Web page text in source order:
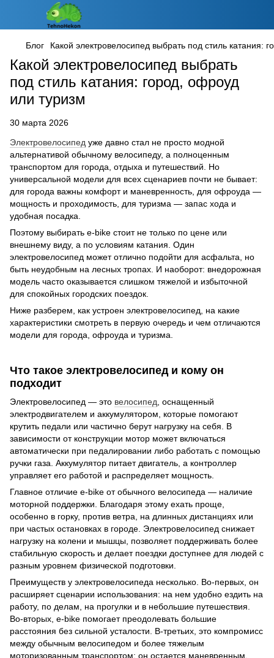
Блог Какой электровелосипед выбрать под стиль катания:
Какой электровелосипед выбрать
под стиль катания: город, офроуд
или туризм
30 марта 2026
Электровелосипед уже давно стал не просто модной
альтернативой обычному велосипеду, а полноценным
транспортом для города, отдыха и путешествий. Но
универсальной модели для всех сценариев почти не бывает:
для города важны комфорт и маневренность, для офроуда —
мощность и проходимость, для туризма — запас хода и
удобная посадка.
Поэтому выбирать e-bike стоит не только по цене или
внешнему виду, а по условиям катания. Один
электровелосипед может отлично подойти для асфальта, но
быть неудобным на лесных тропах. И наоборот: внедорожная
модель часто оказывается слишком тяжелой и избыточной
для спокойных городских поездок.
Ниже разберем, как устроен электровелосипед, на какие
характеристики смотреть в первую очередь и чем отличаются
модели для города, офроуда и туризма.
Что такое электровелосипед и кому он
подходит
Электровелосипед — это велосипед , оснащенный
электродвигателем и аккумулятором, которые помогают
крутить педали или частично берут нагрузку на себя. В
зависимости от конструкции мотор может включаться
автоматически при педалировании либо работать с помощью
ручки газа. Аккумулятор питает двигатель, а контроллер
управляет его работой и распределяет мощность.
Главное отличие e-bike от обычного велосипеда — наличие
моторной поддержки. Благодаря этому ехать проще,
особенно в горку, против ветра, на длинных дистанциях или
при частых остановках в городе. Электровелосипед снижает
нагрузку на колени и мышцы, позволяет поддерживать более
стабильную скорость и делает поездки доступнее для людей с
разным уровнем физической подготовки.
Преимуществ у электровелосипеда несколько. Во-первых, он
расширяет сценарии использования: на нем удобно ездить на
работу, по делам, на прогулки и в небольшие путешествия.
Во-вторых, e-bike помогает преодолевать большие
расстояния без сильной усталости. В-третьих, это компромисс
между обычным велосипедом и более тяжелым
моторизованным транспортом: он остается маневренным,